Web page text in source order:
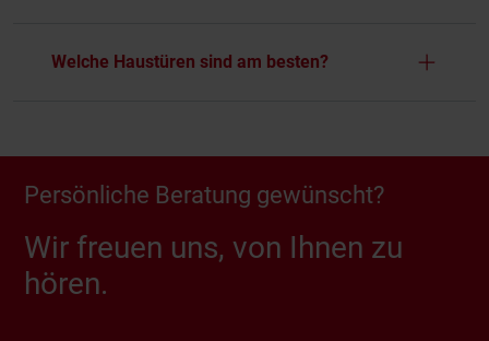
Welche Haustüren sind am besten?
Persönliche Beratung gewünscht?
Wir freuen uns, von Ihnen zu
hören.